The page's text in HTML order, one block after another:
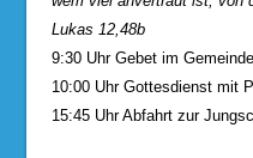
Lukas 12,48b
9:30 Uhr Gebet im
10:00 Uhr Gottesdienst mit
15:45 Uhr Abfahrt zur